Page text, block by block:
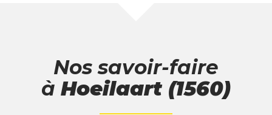
Nos savoir-faire
à Hoeilaart (1560)